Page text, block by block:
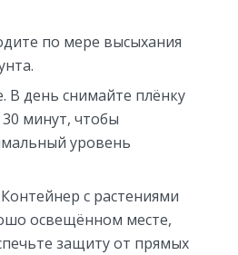
по мере высыхания
В день снимайте плёнку
минут, чтобы
уровень
с растениями
освещённом месте,
защиту от прямых